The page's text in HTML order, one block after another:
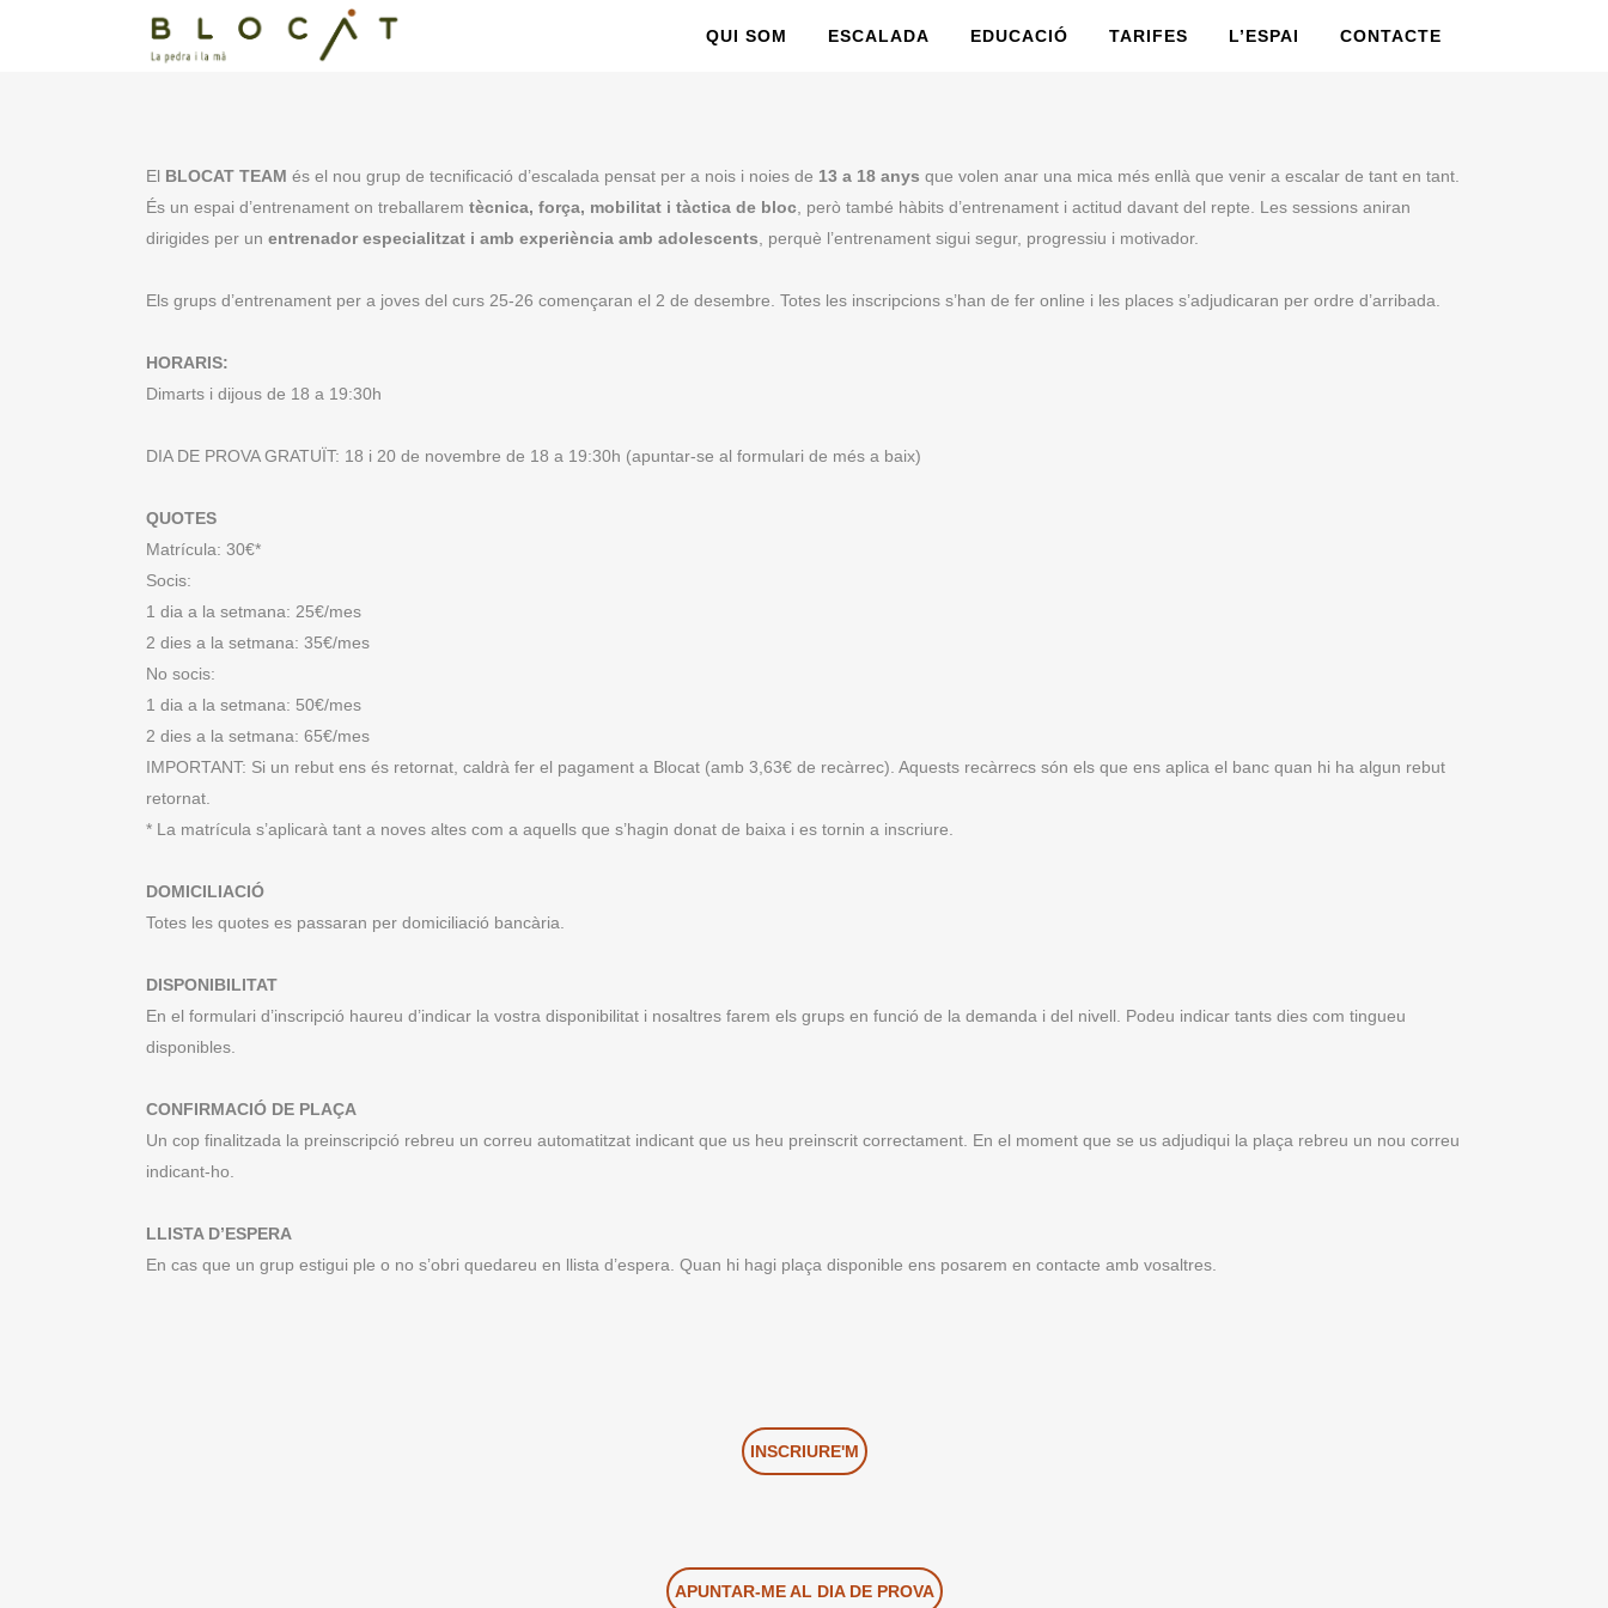
QUI SOM ESCALADA EDUCACIÓ TARIFES L’ESPAI CONTACTE
El BLOCAT TEAM és el nou grup de tecnificació d’escalada pensat per a nois i noies de 13 a 18 anys que volen anar una mica més enllà que venir a escalar de tant en tant.
És un espai d’entrenament on treballarem tècnica, força, mobilitat i tàctica de bloc , però també hàbits d’entrenament i actitud davant del repte. Les sessions aniran
dirigides per un entrenador especialitzat i amb experiència amb adolescents , perquè l’entrenament sigui segur, progressiu i motivador.
Els grups d’entrenament per a joves del curs 25-26 començaran el 2 de desembre. Totes les inscripcions s’han de fer online i les places s’adjudicaran per ordre d’arribada.
HORARIS:
Dimarts i dijous de 18 a 19:30h
DIA DE PROVA GRATUÏT: 18 i 20 de novembre de 18 a 19:30h (apuntar-se al formulari de més a baix)
QUOTES
Matrícula: 30€*
Socis:
1 dia a la setmana: 25€/mes
2 dies a la setmana: 35€/mes
No socis:
1 dia a la setmana: 50€/mes
2 dies a la setmana: 65€/mes
IMPORTANT: Si un rebut ens és retornat, caldrà fer el pagament a Blocat (amb 3,63€ de recàrrec). Aquests recàrrecs són els que ens aplica el banc quan hi ha algun rebut
retornat.
* La matrícula s’aplicarà tant a noves altes com a aquells que s’hagin donat de baixa i es tornin a inscriure.
DOMICILIACIÓ
Totes les quotes es passaran per domiciliació bancària.
DISPONIBILITAT
En el formulari d’inscripció haureu d’indicar la vostra disponibilitat i nosaltres farem els grups en funció de la demanda i del nivell. Podeu indicar tants dies com tingueu
disponibles.
CONFIRMACIÓ DE PLAÇA
Un cop finalitzada la preinscripció rebreu un correu automatitzat indicant que us heu preinscrit correctament. En el moment que se us adjudiqui la plaça rebreu un nou correu
indicant-ho.
LLISTA D’ESPERA
En cas que un grup estigui ple o no s’obri quedareu en llista d’espera. Quan hi hagi plaça disponible ens posarem en contacte amb vosaltres.
INSCRIURE'M
APUNTAR-ME AL DIA DE PROVA